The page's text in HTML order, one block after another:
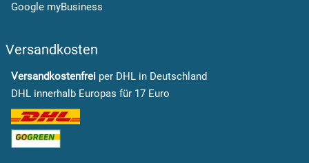
Google myBusiness
Versandkosten
Versandkostenfrei per DHL in Deutschland
DHL innerhalb Europas für 17 Euro